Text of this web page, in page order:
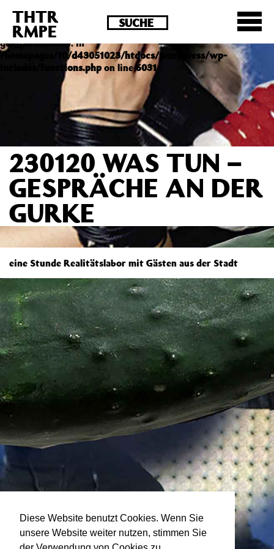
Diese Website benutzt Cookies. Wenn Sie
unsere Website weiter nutzen, stimmen Sie
Deprecated : Die Funktion post_permalink ist seit
Version 4.4.0 veraltet! Verwende stattdessen
get_permalink(). in
/homepages/10/d43051023/htdocs/wordpress/wp-
includes/functions.phpon line6031
THTR
RMPE
230120 WAS TUN –
GESPRÄCHE AN DER
GURKE
eine Stunde Realitätslabor mit Gästen aus der Stadt